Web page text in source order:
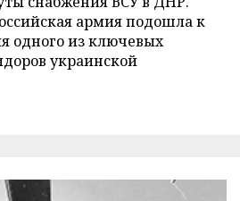
армия подошла к
одного из ключевых
украинской